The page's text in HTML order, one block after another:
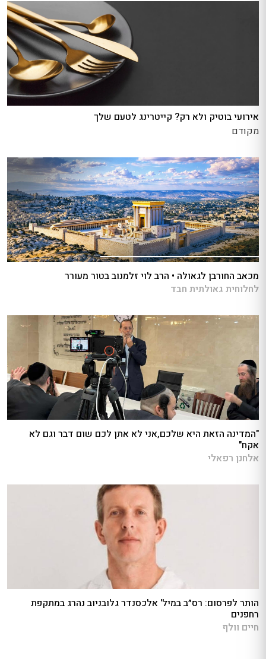
אירועי בוטיק ולא רק? קייטרינג לטעם שלך
מקודם
מכאב החורבן לגאולה • הרב לוי זלמנוב בטור מעורר
לחלוחית גאולתית חבד
"המדינה הזאת היא שלכם,אני לא אתן לכם שום דבר וגם לא
אקח"
אלחנן רפאלי
הותר לפרסום: רס״ב במיל' אלכסנדר גלובניוב נהרג במתקפת
רחפנים
חיים וולף